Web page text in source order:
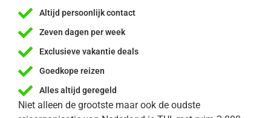
Altijd persoonlijk contact
Zeven dagen per week
Exclusieve vakantie deals
Goedkope reizen
Alles altijd geregeld
Niet alleen de grootste maar ook de oudste